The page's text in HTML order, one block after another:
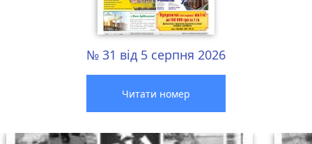
№ 31 від 5 серпня 2026
Читати номер